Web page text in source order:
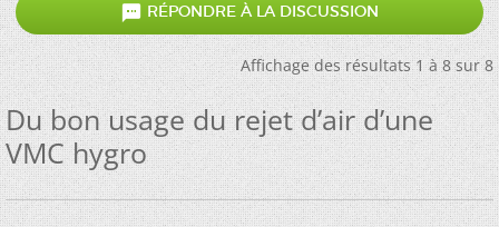
 RÉPONDRE À LA DISCUSSION
Affichage des résultats 1 à 8 sur 8
Du bon usage du rejet d’air d’une
VMC hygro